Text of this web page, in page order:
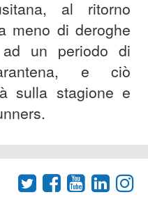
al ritorno
meno di deroghe
un periodo di
e ciò
sulla stagione e